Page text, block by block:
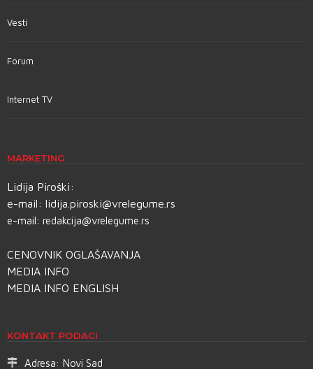
Vesti
Forum
Internet TV
MARKETING
Lidija Piroški:
e-mail: lidija.piroski@vrelegume.rs
e-mail: redakcija@vrelegume.rs
CENOVNIK OGLAŠAVANJA
MEDIA INFO
MEDIA INFO ENGLISH
KONTAKT PODACI
Adresa: Novi Sad